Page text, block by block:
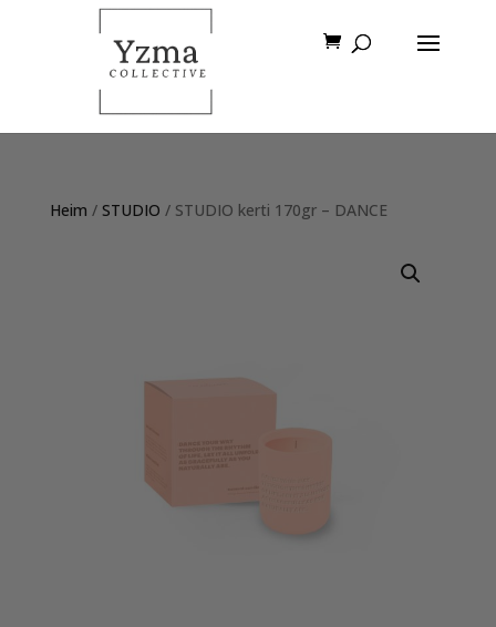
Heim / STUDIO / STUDIO kerti 170gr – DANCE